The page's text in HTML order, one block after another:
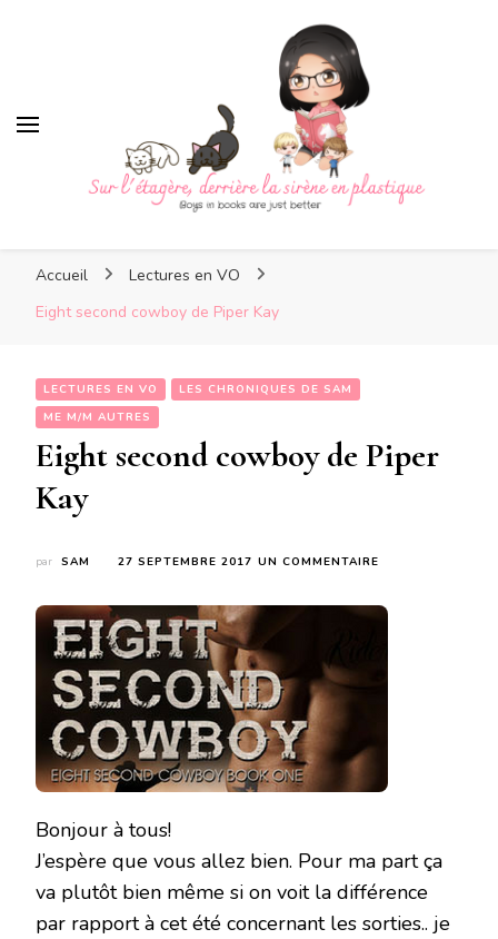
Sur l'étagère, derrière la
sirène en plastique
sirène en plastique
Accueil
Lectures en VO
Eight second cowboy de Piper Kay
LECTURES EN VO
LES CHRONIQUES DE SAM
ME M/M AUTRES
Eight second cowboy de Piper
Kay
par SAM 27 SEPTEMBRE 2017 UN COMMENTAIRE
Bonjour à tous!
J’espère que vous allez bien. Pour ma part ça
va plutôt bien même si on voit la différence
par rapport à cet été concernant les sorties.. je